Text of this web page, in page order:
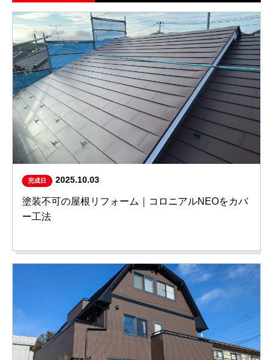
完成日 2025.10.03
塗装不可の屋根リフォーム｜コロニアルNEOをカバ
ー工法